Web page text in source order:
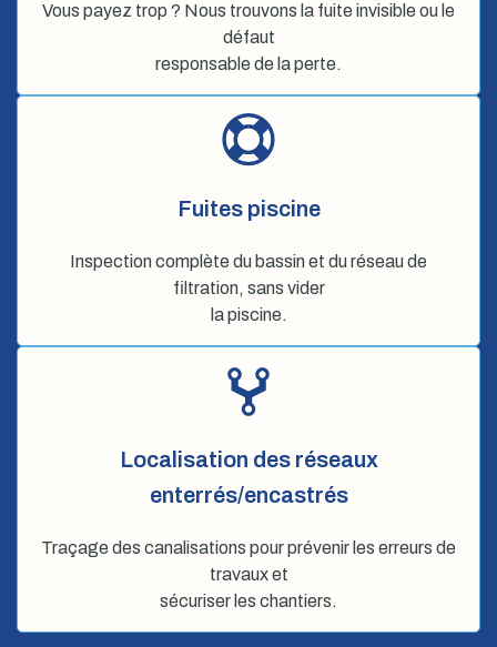
Vous payez trop ? Nous trouvons la fuite invisible ou le
défaut
responsable de la perte.
Fuites piscine
Inspection complète du bassin et du réseau de
filtration, sans vider
la piscine.
Localisation des réseaux
enterrés/encastrés
Traçage des canalisations pour prévenir les erreurs de
travaux et
sécuriser les chantiers.